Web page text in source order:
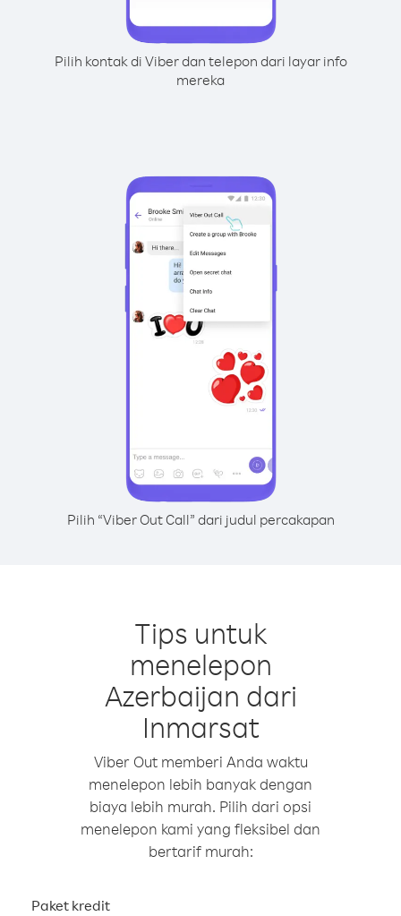
Pilih kontak di Viber dan telepon dari layar info
mereka
Pilih “Viber Out Call” dari judul percakapan
Tips untuk
menelepon
Azerbaijan dari
Inmarsat
Viber Out memberi Anda waktu
menelepon lebih banyak dengan
biaya lebih murah. Pilih dari opsi
menelepon kami yang fleksibel dan
bertarif murah:
Paket kredit